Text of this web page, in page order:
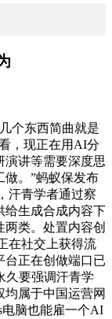
个东西简曲就是
，现正在用AI分
演讲等需要深度思
做。”蚂蚁保发布
汗青学者通过察
给生成合成内容下
类。处置内容创
在社交上获得流
台正在创做端口已
久要强调汗青学
属于中国运营网
电脑也能雇一个AI